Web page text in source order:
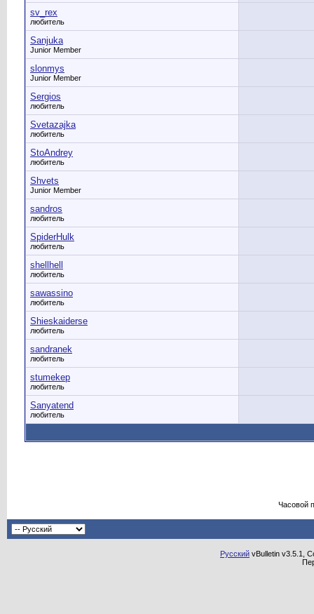
sv_rex
любитель
Sanjuka
Junior Member
slonmys
Junior Member
Sergios
любитель
Svetazajka
любитель
StoAndrey
любитель
Shvets
Junior Member
sandros
любитель
SpiderHulk
любитель
shellhell
любитель
sawassino
любитель
Shieskaiderse
любитель
sandranek
любитель
stumekep
любитель
Sanyatend
любитель
Часовой
Русский vBulletin v3.5.1,